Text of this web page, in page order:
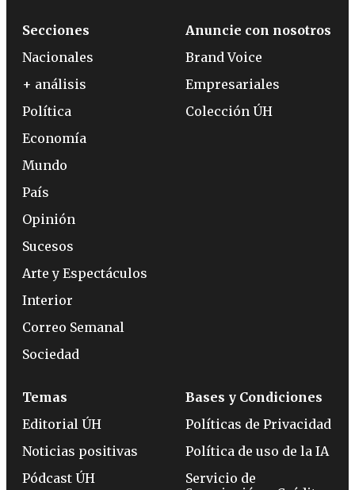
Secciones
Nacionales
+ análisis
Política
Economía
Mundo
País
Opinión
Sucesos
Arte y Espectáculos
Interior
Correo Semanal
Sociedad
Anuncie con nosotros
Brand Voice
Empresariales
Colección ÚH
Temas
Editorial ÚH
Noticias positivas
Pódcast ÚH
Bases y Condiciones
Políticas de Privacidad
Política de uso de la IA
Servicio de